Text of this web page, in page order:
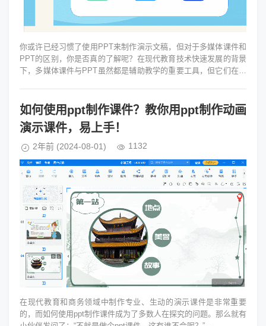
你或许已经习惯了使用PPT来制作演示文稿，但对于多媒体课件和
PPT的区别，你是否真的了解呢？在现代教育技术快速发展的背景
下，多媒体课件与PPT虽然都是辅助教学的重要工具，但它们在设
如何使用ppt制作课件？教你用ppt制作动画
演示课件，易上手！
2年前 (2024-08-01) 1132
在现代教育和商务领域中制作专业、生动的演示课件是非常重要
的，而如何使用ppt制作课件成为了多数人在探究的问题。那么就有